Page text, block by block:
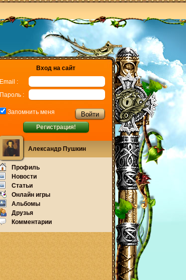
Вход на сайт
Email :
Пароль :
Запомнить меня
Регистрация!
Александр Пушкин
Профиль
Новости
Статьи
Онлайн игры
Альбомы
Друзья
Комментарии